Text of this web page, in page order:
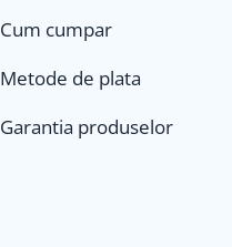
Cum cumpar
Metode de plata
Garantia produselor